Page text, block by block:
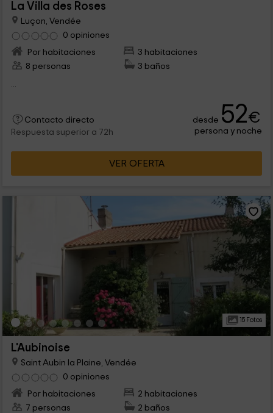
La Villa des Roses
Luçon, Vendée
0 opiniones
Por habitaciones
3 habitaciones
8 personas
3 baños
...
Contacto directo
Respuesta superior a 72h
desde 52€
persona y noche
VER OFERTA
15 Fotos
L'Aubinoise
Saint Aubin la Plaine, Vendée
0 opiniones
Por habitaciones
2 habitaciones
7 personas
2 baños